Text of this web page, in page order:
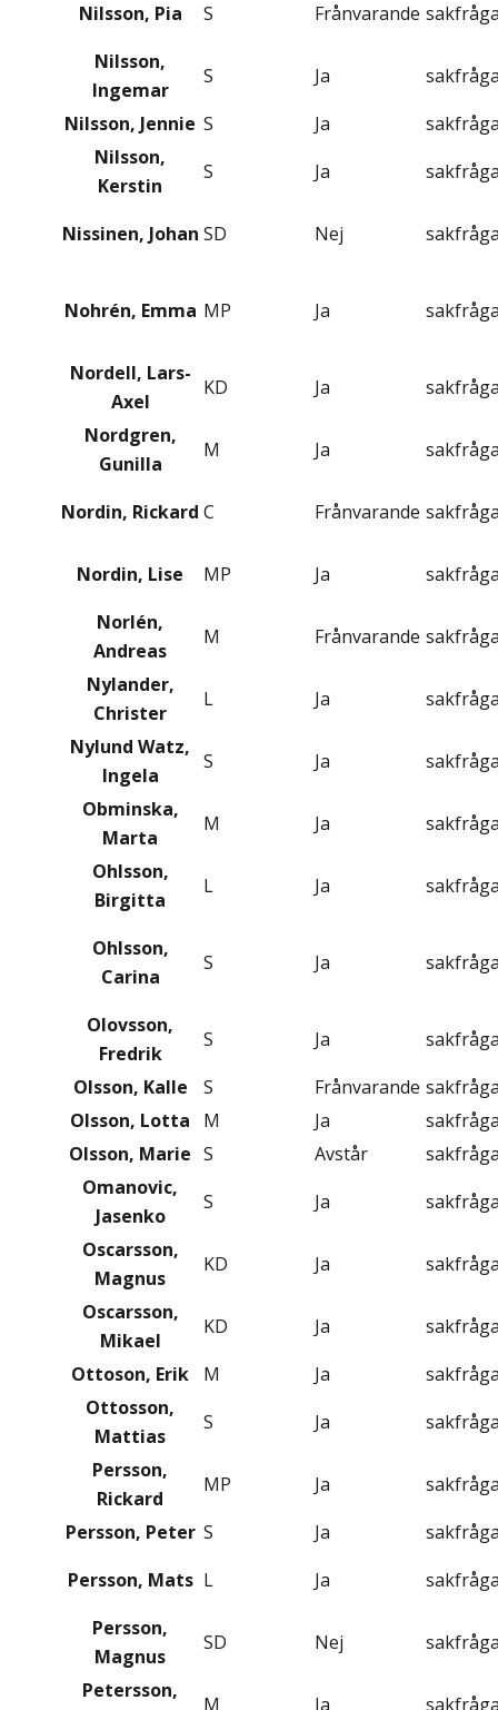
Nilsson, Pia S Frånvarande
Nilsson,
Ingemar
S Ja
Nilsson, Jennie S Ja
Nilsson,
Kerstin
S Ja
Nissinen, Johan SD Nej
Nohrén, Emma MP Ja
Nordell, Lars-
Axel
KD Ja
Nordgren,
Gunilla
M Ja
Nordin, Rickard C Frånvarande
Nordin, Lise MP Ja
Norlén,
Andreas
M Frånvarande
Nylander,
Christer
L Ja
Nylund Watz,
Ingela
S Ja
Obminska,
Marta
M Ja
Ohlsson,
Birgitta
L Ja
Ohlsson,
Carina
S Ja
Olovsson,
Fredrik
S Ja
Olsson, Kalle
S Frånvarande
Olsson, Lotta
M Ja
Olsson, Marie S Avstår
Omanovic,
Jasenko
S Ja
Oscarsson,
Magnus
KD Ja
Oscarsson,
Mikael
KD Ja
Ottoson, Erik
M Ja
Ottosson,
Mattias
S Ja
Persson,
Rickard
MP Ja
Persson, Peter S Ja
Persson, Mats L Ja
Persson,
Magnus
SD Nej
Petersson,
M Ja